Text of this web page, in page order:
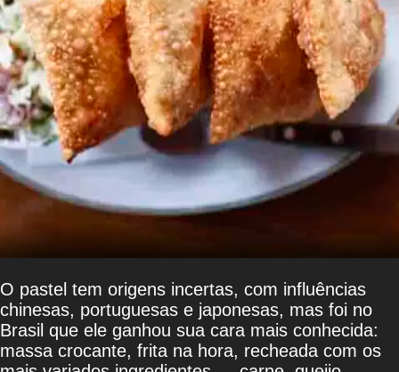
O pastel tem origens incertas, com influências
chinesas, portuguesas e japonesas, mas foi no
Brasil que ele ganhou sua cara mais conhecida:
massa crocante, frita na hora, recheada com os